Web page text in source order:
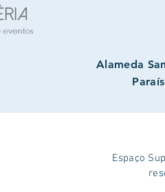
Alameda
Espaço